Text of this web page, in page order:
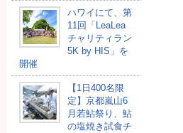
ハワイにて、第
11回「LeaLea
チャリティラン
5K by HIS」を
開催
【1日400名限
定】京都嵐山6
月若鮎祭り、鮎
の塩焼き試食チ